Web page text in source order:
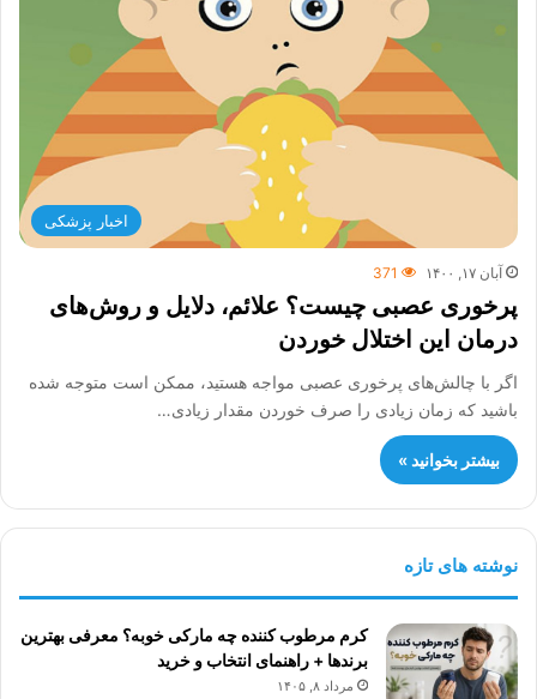
اخبار پزشکی
آبان ۱۷, ۱۴۰۰ 371
پرخوری عصبی چیست؟ علائم، دلایل و روش‌های
درمان این اختلال خوردن
اگر با چالش‌های پرخوری عصبی مواجه هستید، ممکن است متوجه شده
باشید که زمان زیادی را صرف خوردن مقدار زیادی…
بیشتر بخوانید »
نوشته های تازه
کرم مرطوب کننده چه مارکی خوبه؟ معرفی بهترین
برندها + راهنمای انتخاب و خرید
مرداد ۸, ۱۴۰۵